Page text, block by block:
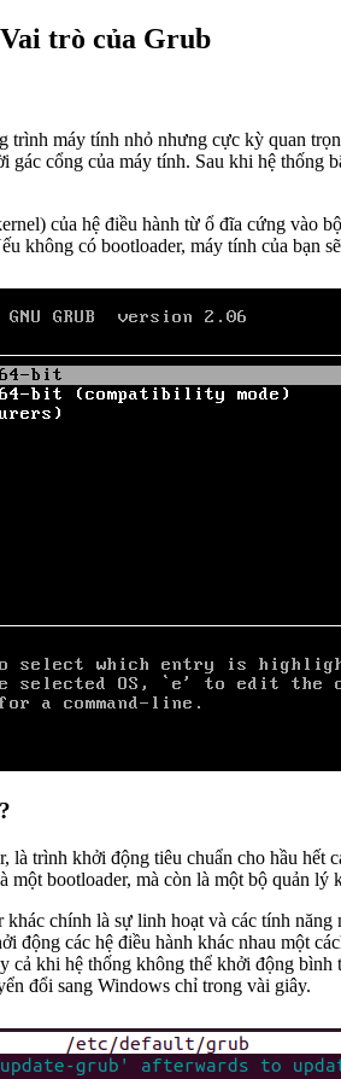
trò của Grub
máy tính nhỏ nhưng cực kỳ quan
cổng của máy tính. Sau khi hệ thống
của hệ điều hành từ ổ đĩa cứng
không có bootloader, máy tính của bạn
trình khởi động tiêu chuẩn cho hầu hết
bootloader, mà còn là một bộ quản
chính là sự linh hoạt và các tính
động các hệ điều hành khác nhau một
cả khi hệ thống không thể khởi động
đổi sang Windows chỉ trong vài giây.